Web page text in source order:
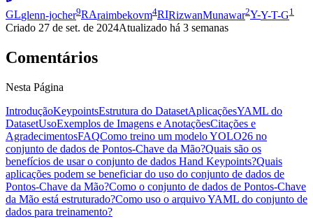
GLglenn-jocher9RAraimbekovm4RIRizwanMunawar2Y-Y-T-G1
Criado 27 de set. de 2024Atualizado há 3 semanas
Comentários
Nesta Página
IntroduçãoKeypointsEstrutura do DatasetAplicaçõesYAML do
DatasetUsoExemplos de Imagens e AnotaçõesCitações e
AgradecimentosFAQComo treino um modelo YOLO26 no
conjunto de dados de Pontos-Chave da Mão?Quais são os
benefícios de usar o conjunto de dados Hand Keypoints?Quais
aplicações podem se beneficiar do uso do conjunto de dados de
Pontos-Chave da Mão?Como o conjunto de dados de Pontos-Chave
da Mão está estruturado?Como uso o arquivo YAML do conjunto de
dados para treinamento?